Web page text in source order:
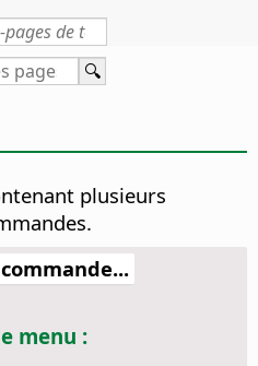
plusieurs
menu :